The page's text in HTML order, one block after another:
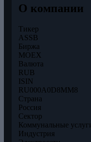
О компании
Тикер
ASSB
Биржа
MOEX
Валюта
RUB
ISIN
RU000A0D8MM8
Страна
Россия
Сектор
Коммунальные
Индустрия